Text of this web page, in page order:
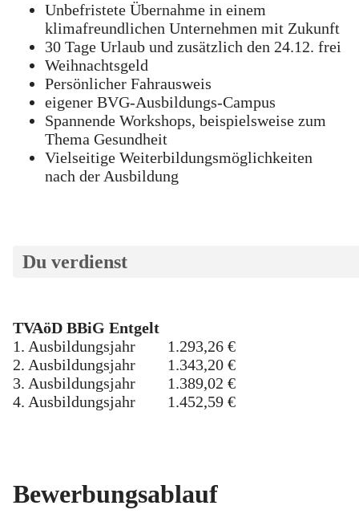
Unbefristete Übernahme in einem
klimafreundlichen Unternehmen mit Zukunft
30 Tage Urlaub und zusätzlich den 24.12. frei
Weihnachtsgeld
Persönlicher Fahrausweis
eigener BVG-Ausbildungs-Campus
Spannende Workshops, beispielsweise zum
Thema Gesundheit
Vielseitige Weiterbildungsmöglichkeiten
nach der Ausbildung
Du verdienst
TVAöD BBiG Entgelt
1. Ausbildungsjahr 1.293,26 €
2. Ausbildungsjahr 1.343,20 €
3. Ausbildungsjahr 1.389,02 €
4. Ausbildungsjahr 1.452,59 €
Bewerbungsablauf